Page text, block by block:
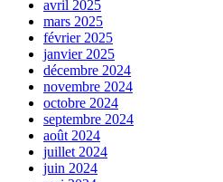
avril 2025
mars 2025
février 2025
janvier 2025
décembre 2024
novembre 2024
octobre 2024
septembre 2024
août 2024
juillet 2024
juin 2024